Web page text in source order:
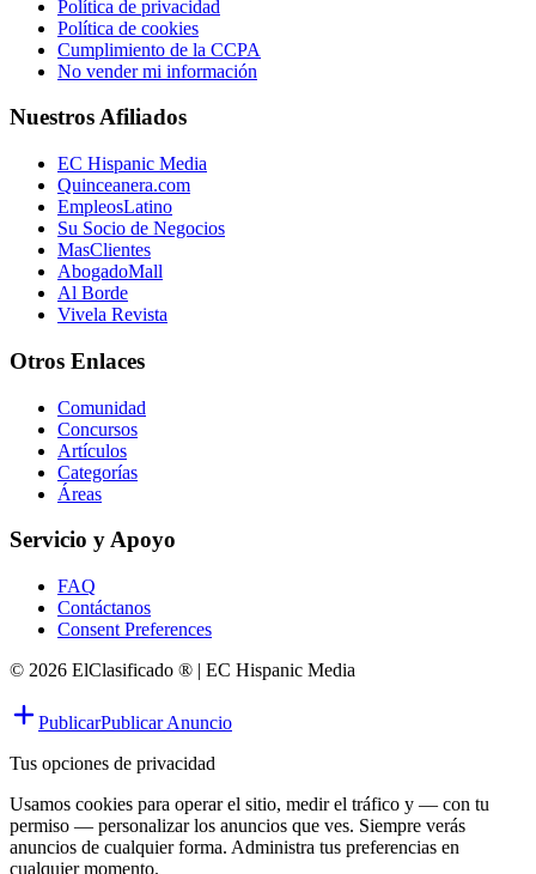
Política de privacidad
Política de cookies
Cumplimiento de la CCPA
No vender mi información
Nuestros Afiliados
EC Hispanic Media
Quinceanera.com
EmpleosLatino
Su Socio de Negocios
MasClientes
AbogadoMall
Al Borde
Vivela Revista
Otros Enlaces
Comunidad
Concursos
Artículos
Categorías
Áreas
Servicio y Apoyo
FAQ
Contáctanos
Consent Preferences
© 2026 ElClasificado ® | EC Hispanic Media
PublicarPublicar Anuncio
Tus opciones de privacidad
Usamos cookies para operar el sitio, medir el tráfico y — con tu
permiso — personalizar los anuncios que ves. Siempre verás
anuncios de cualquier forma. Administra tus preferencias en
cualquier momento.